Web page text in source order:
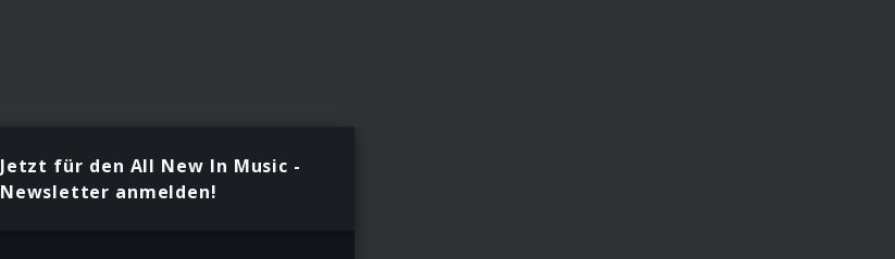
Jetzt für den All New In Music -
Newsletter anmelden!